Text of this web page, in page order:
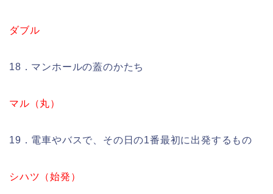
ダブル
18．マンホールの蓋のかたち
マル（丸）
19．電車やバスで、その日の1番最初に出発するもの
シハツ（始発）